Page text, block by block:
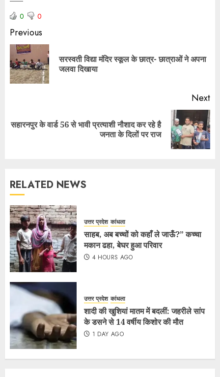
0 0
Previous
सरस्वती विद्या मंदिर स्कूल के छात्र- छात्राओं ने अपना
जलवा दिखाया
Next
सहारनपुर के वार्ड 56 से भावी प्रत्याशी नौशाद कर रहे है
जनता के दिलों पर राज
RELATED NEWS
उत्तर प्रदेश कांधला
साहब, अब बच्चों को कहाँ ले जाऊँ?” कच्चा
मकान ढहा, बेघर हुआ परिवार
4 HOURS AGO
उत्तर प्रदेश कांधला
शादी की खुशियां मातम में बदलीं: जहरीले सांप
के डसने से 14 वर्षीय किशोर की मौत
1 DAY AGO